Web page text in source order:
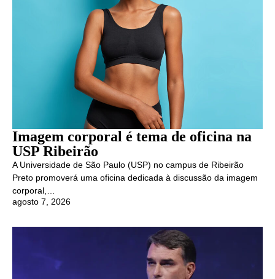
Imagem corporal é tema de oficina na
USP Ribeirão
A Universidade de São Paulo (USP) no campus de Ribeirão
Preto promoverá uma oficina dedicada à discussão da imagem
corporal,…
agosto 7, 2026